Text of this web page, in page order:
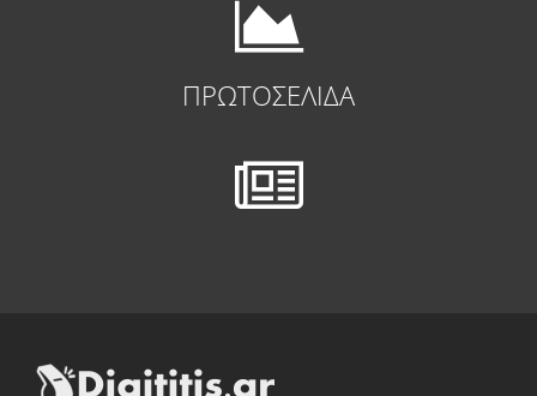
ΠΡΩΤΟΣΕΛΙΔΑ